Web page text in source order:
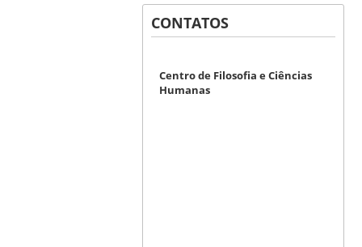
CONTATOS
Centro de Filosofia e Ciências
Humanas